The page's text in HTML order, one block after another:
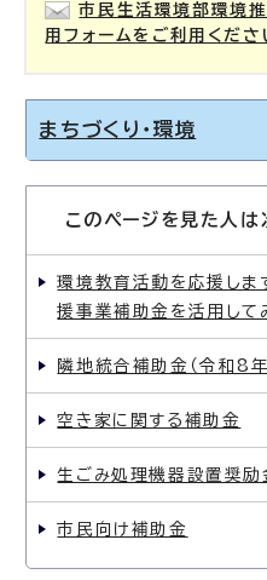
市民生活環境部環境
用フォームをご利用くださ
まちづくり・環境
このページを見た人
環境教育活動を応援し
援事業補助金を活用して
隣地統合補助金（令和8年
空き家に関する補助金
生ごみ処理機器設置奨励
市民向け補助金